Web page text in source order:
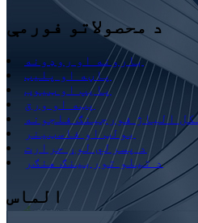
د محصولاتو فورمې
بارونه او روډونه
پاڼه او پلیټ
پایپ او ټیوب
پټه او ورق
الیاژ فورجینګ فلجونه
بولټ او فاسټینر
د پسرلي لوړ حرارت
د تیلو توربینګ هنګر
الماس